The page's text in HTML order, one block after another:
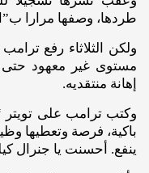
طردها، وصفها مرارا
ولكن الثلاثاء رفع
مستوى غير معهود
إهانة منتقديه.
وكتب ترامب على
باكية، فرصة وتعطيها
ينفع. أحسنت يا جنرال